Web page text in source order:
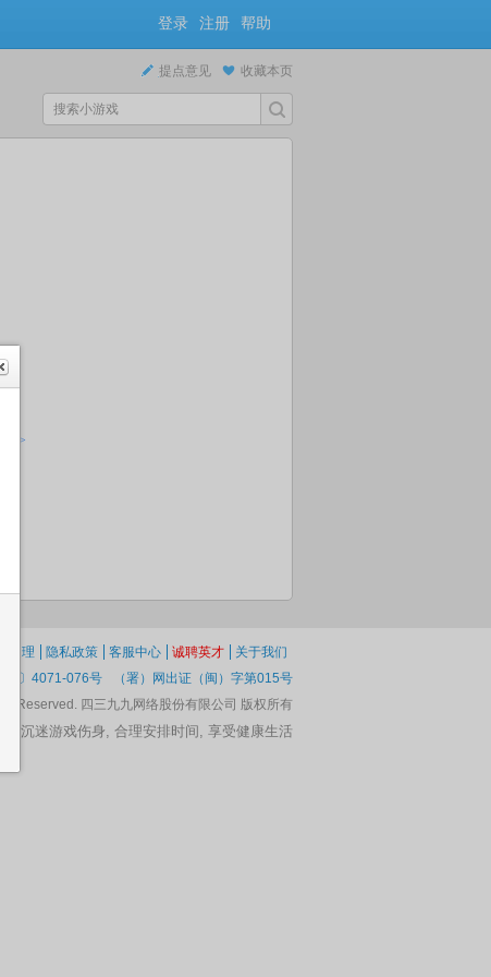
登录 注册 帮助
收藏本页
提点意见
关于我们
诚聘英才
客服中心
隐私政策
处理
〕4071-076号
（署）网出证（闽）字第015号
Reserved. 四三九九网络股份有限公司 版权所有
, 沉迷游戏伤身, 合理安排时间, 享受健康生活
会面具
芭比宝贝万圣
芭比宝贝的
做给妈妈的卡